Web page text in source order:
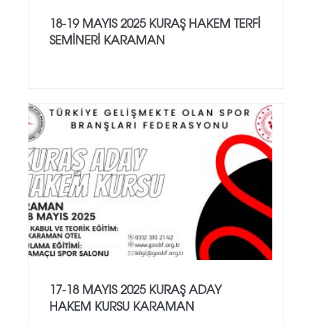
18-19 MAYIS 2025 KURAŞ HAKEM TERFİ
SEMİNERİ KARAMAN
17-18 MAYIS 2025 KURAŞ ADAY
HAKEM KURSU KARAMAN